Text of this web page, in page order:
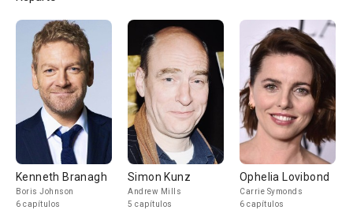
Kenneth Branagh
Boris Johnson
6 capítulos
Simon Kunz
Andrew Mills
5 capítulos
Ophelia Lovibond
Carrie Symonds
6 capítulos